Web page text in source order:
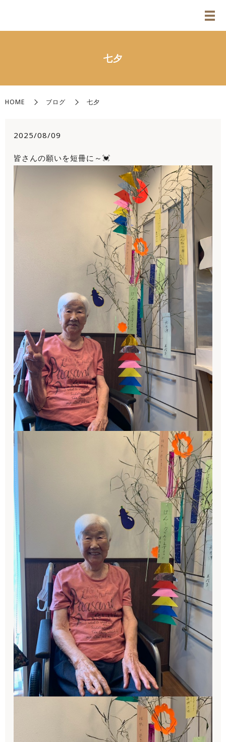
七夕
HOME ブログ 七夕
2025/08/09
皆さんの願いを短冊に～💓